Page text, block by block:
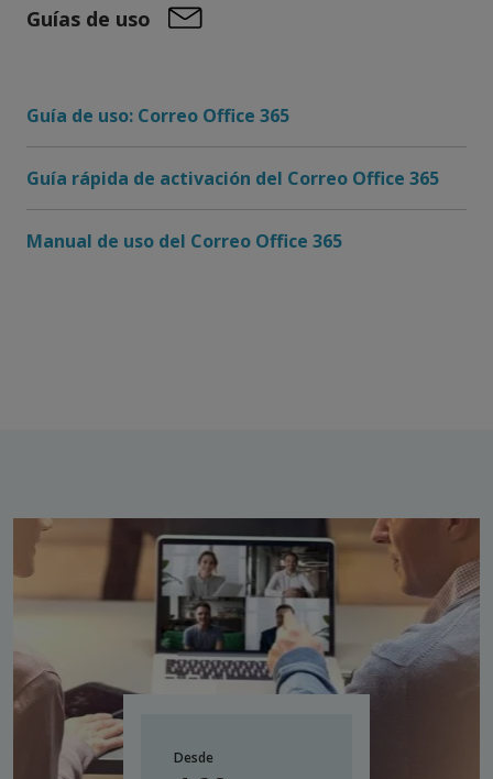
Guías de uso
Guía de uso: Correo Office 365
Guía rápida de activación del Correo Office 365
Manual de uso del Correo Office 365
Desde